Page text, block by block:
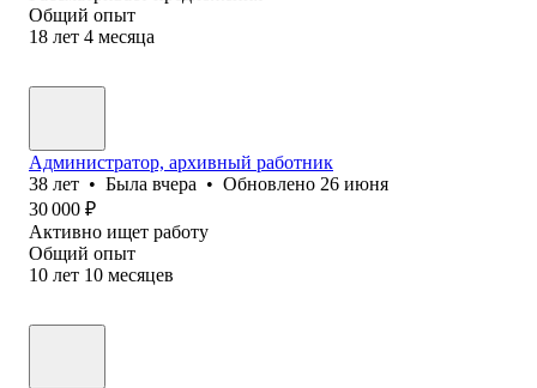
Общий опыт
18 лет 4 месяца
Администратор, архивный работник
38 лет • Была вчера • Обновлено 26 июня
30 000 ₽
Активно ищет работу
Общий опыт
10 лет 10 месяцев